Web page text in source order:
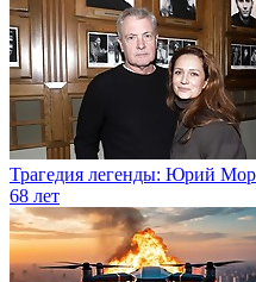
Трагедия легенды: Юрий
68 лет